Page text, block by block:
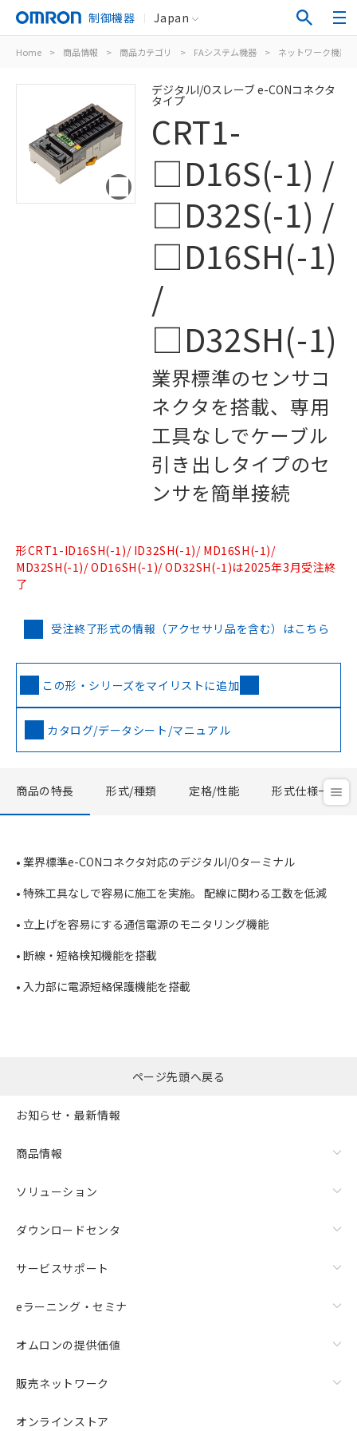
制御機器 Japan
Home > 商品情報 > 商品カテゴリ > FAシステム機器 > ネットワーク機器
デジタルI/Oスレーブ e-CONコネクタ
タイプ
CRT1-
□D16S(-1) /
□D32S(-1) /
□D16SH(-1)
/
□D32SH(-1)
業界標準のセンサコ
ネクタを搭載、専用
工具なしでケーブル
引き出しタイプのセ
ンサを簡単接続
形CRT1-ID16SH(-1)/ ID32SH(-1)/ MD16SH(-1)/
MD32SH(-1)/ OD16SH(-1)/ OD32SH(-1)は2025年3月受注終
了
受注終了形式の情報（アクセサリ品を含む）はこちら
この形・シリーズをマイリストに追加
カタログ/データシート/マニュアル
商品の特長 形式/種類 定格/性能 形式仕様一覧
• 業界標準e-CONコネクタ対応のデジタルI/Oターミナル
• 特殊工具なしで容易に施工を実施。 配線に関わる工数を低減
• 立上げを容易にする通信電源のモニタリング機能
• 断線・短絡検知機能を搭載
• 入力部に電源短絡保護機能を搭載
ページ先頭へ戻る
お知らせ・最新情報
商品情報
ソリューション
ダウンロードセンタ
サービスサポート
eラーニング・セミナ
オムロンの提供価値
販売ネットワーク
オンラインストア